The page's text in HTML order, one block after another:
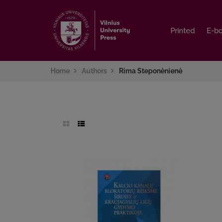
Printed E-
Printed E-
Home Authors Rima Steponėnienė